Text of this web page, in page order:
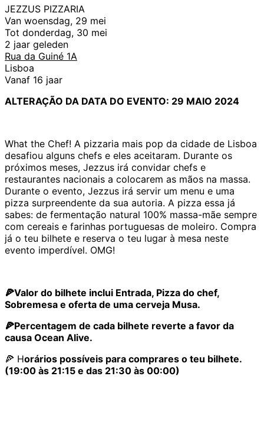
JEZZUS PIZZARIA
Van woensdag, 29 mei
Tot donderdag, 30 mei
2 jaar geleden
Rua da Guiné 1A
Lisboa
Vanaf 16 jaar
ALTERAÇÃO DA DATA DO EVENTO: 29 MAIO 2024
What the Chef! A pizzaria mais pop da cidade de Lisboa
desafiou alguns chefs e eles aceitaram. Durante os
próximos meses, Jezzus irá convidar chefs e
restaurantes nacionais a colocarem as mãos na massa.
Durante o evento, Jezzus irá servir um menu e uma
pizza surpreendente da sua autoria. A pizza essa já
sabes: de fermentação natural 100% massa-mãe sempre
com cereais e farinhas portuguesas de moleiro. Compra
já o teu bilhete e reserva o teu lugar à mesa neste
evento imperdível. OMG!
🍕Valor do bilhete inclui Entrada, Pizza do chef,
Sobremesa e oferta de uma cerveja Musa.
🍕Percentagem de cada bilhete reverte a favor da
causa Ocean Alive.
🍕 Horários possíveis para comprares o teu bilhete.
(19:00 às 21:15 e das 21:30 às 00:00)